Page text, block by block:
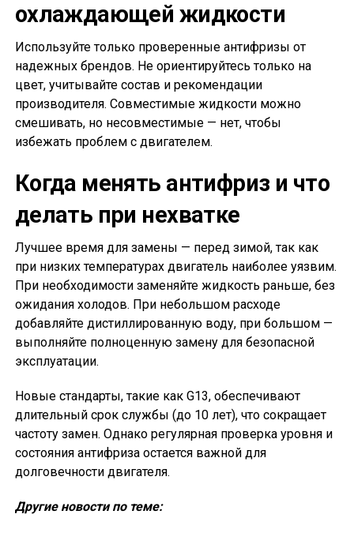
охлаждающей жидкости
Используйте только проверенные антифризы от
надежных брендов. Не ориентируйтесь только на
цвет, учитывайте состав и рекомендации
производителя. Совместимые жидкости можно
смешивать, но несовместимые — нет, чтобы
избежать проблем с двигателем.
Когда менять антифриз и что
делать при нехватке
Лучшее время для замены — перед зимой, так как
при низких температурах двигатель наиболее уязвим.
При необходимости заменяйте жидкость раньше, без
ожидания холодов. При небольшом расходе
добавляйте дистиллированную воду, при большом —
выполняйте полноценную замену для безопасной
эксплуатации.
Новые стандарты, такие как G13, обеспечивают
длительный срок службы (до 10 лет), что сокращает
частоту замен. Однако регулярная проверка уровня и
состояния антифриза остается важной для
долговечности двигателя.
Другие новости по теме: